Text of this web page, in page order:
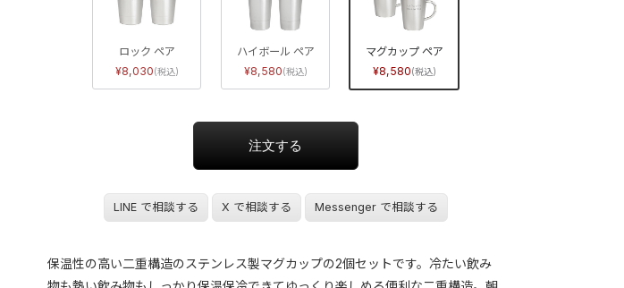
ロック ペア
8,030
ハイボール ペア
8,580
マグカップ ペア
8,580
LINE で相談する X で相談する Messenger で相談する
保温性の高い二重構造のステンレス製マグカップの2個セットです。冷たい飲み